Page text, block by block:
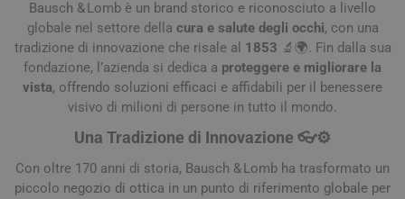
Bausch & Lomb è un brand storico e riconosciuto a livello
globale nel settore della cura e salute degli occhi, con una
tradizione di innovazione che risale al 1853 🔬🌍. Fin dalla sua
fondazione, l’azienda si dedica a proteggere e migliorare la
vista, offrendo soluzioni efficaci e affidabili per il benessere
visivo di milioni di persone in tutto il mondo.
Una Tradizione di Innovazione 👓⚙️
Con oltre 170 anni di storia, Bausch & Lomb ha trasformato un
piccolo negozio di ottica in un punto di riferimento globale per